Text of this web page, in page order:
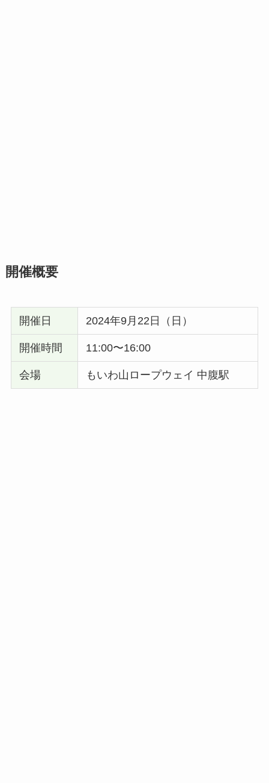
開催概要
開催日 2024年9月22日（日）
開催時間 11:00〜16:00
会場 もいわ山ロープウェイ 中腹駅